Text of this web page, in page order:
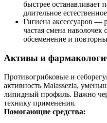
быстрее останавливает
длительное
Гигиена аксессуаров —
частая смена
обсеменение и
Активы и
Противогрибковые и
активность Malassezia,
липидный профиль. Важно
технику применения.
Помогающие средства: